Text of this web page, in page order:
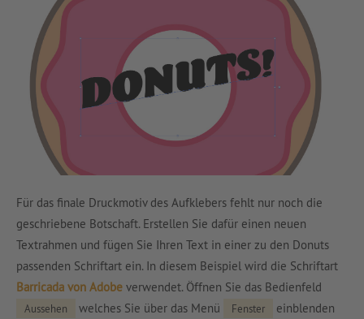
Für das finale Druckmotiv des Aufklebers fehlt nur noch die
geschriebene Botschaft. Erstellen Sie dafür einen neuen
Textrahmen und fügen Sie Ihren Text in einer zu den Donuts
passenden Schriftart ein. In diesem Beispiel wird die Schriftart
Barricada von Adobe verwendet. Öffnen Sie das Bedienfeld
Aussehen welches Sie über das Menü Fenster
einblenden